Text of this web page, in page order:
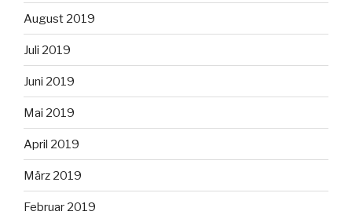
August 2019
Juli 2019
Juni 2019
Mai 2019
April 2019
März 2019
Februar 2019